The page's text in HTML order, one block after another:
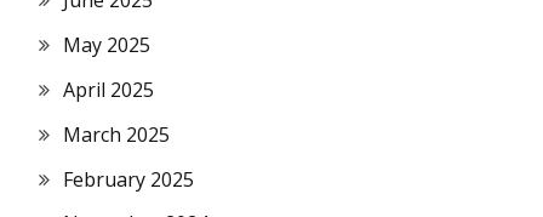
May 2025
April 2025
March 2025
February 2025